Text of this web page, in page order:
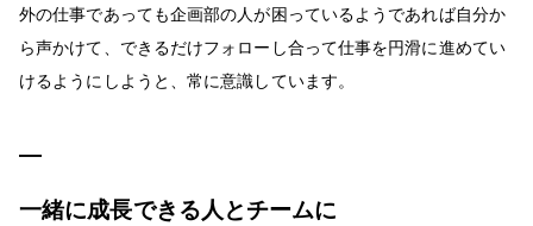
外の仕事であっても企画部の人が困っているようであれば自分か
ら声かけて、できるだけフォローし合って仕事を円滑に進めてい
けるようにしようと、常に意識しています。
一緒に成長できる人とチームに